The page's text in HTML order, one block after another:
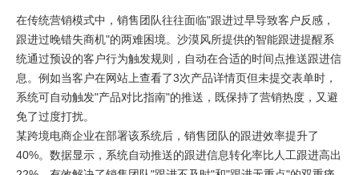
在传统营销模式中，销售团队往往面临"跟进过早导致客户反感，
跟进过晚错失商机"的两难困境。沙漠风所提供的智能跟进提醒系
统通过预设的客户行为触发规则，自动在合适的时间点推送跟进信
息。例如当客户在网站上查看了3次产品详情页但未提交表单时，
系统可自动触发"产品对比指南"的推送，既保持了营销热度，又避
免了过度打扰。
某跨境电商企业在部署该系统后，销售团队的跟进效率提升了
40%。数据显示，系统自动推送的跟进信息转化率比人工跟进高出